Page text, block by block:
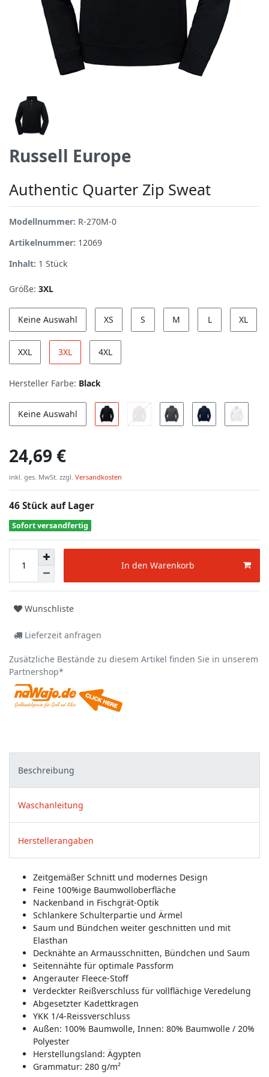
Russell Europe
Authentic Quarter Zip Sweat
Modellnummer: R-270M-0
Artikelnummer: 12069
Inhalt: 1 Stück
Größe: 3XL
Keine Auswahl XS S M L XL
XXL 3XL 4XL
Hersteller Farbe: Black
Keine Auswahl
24,69 €
inkl. ges. MwSt. zzgl. Versandkosten
46 Stück auf Lager
Sofort versandfertig
In den Warenkorb
Wunschliste
Lieferzeit anfragen
Zusätzliche Bestände zu diesem Artikel finden Sie in unserem
Partnershop*
Beschreibung
Waschanleitung
Herstellerangaben
Zeitgemäßer Schnitt und modernes Design
Feine 100%ige Baumwolloberfläche
Nackenband in Fischgrät-Optik
Schlankere Schulterpartie und Ärmel
Saum und Bündchen weiter geschnitten und mit
Elasthan
Decknähte an Armausschnitten, Bündchen und Saum
Seitennähte für optimale Passform
Angerauter Fleece-Stoff
Verdeckter Reißverschluss für vollflächige Veredelung
Abgesetzter Kadettkragen
YKK 1/4-Reissverschluss
Außen: 100% Baumwolle, Innen: 80% Baumwolle / 20%
Polyester
Herstellungsland: Ägypten
Grammatur: 280 g/m²